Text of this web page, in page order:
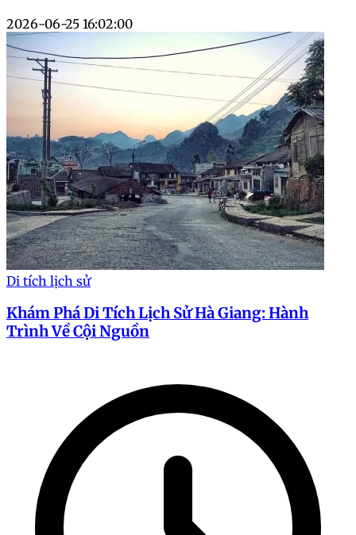
2026-06-25 16:02:00
Di tích lịch sử
Khám Phá Di Tích Lịch Sử Hà Giang: Hành
Trình Về Cội Nguồn